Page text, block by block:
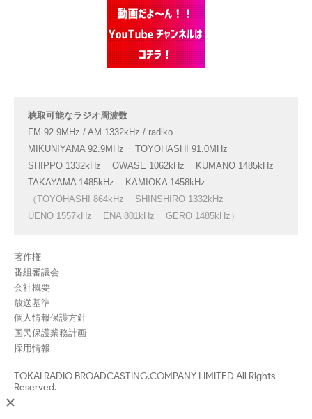
聴取可能なラジオ周波数
FM 92.9MHz / AM 1332kHz / radiko
MIKUNIYAMA 92.9MHz
TOYOHASHI 91.0MHz
SHIPPO 1332kHz
OWASE 1062kHz
KUMANO 1485kHz
TAKAYAMA 1485kHz
KAMIOKA 1458kHz
（TOYOHASHI 864kHz
SHINSHIRO 1332kHz
UENO 1557kHz
ENA 801kHz GERO 1485kHz）
著作権
番組審議会
会社概要
放送基準
個人情報保護方針
国民保護業務計画
採用情報
TOKAI RADIO BROADCASTING.COMPANY LIMITED All Rights
Reserved.